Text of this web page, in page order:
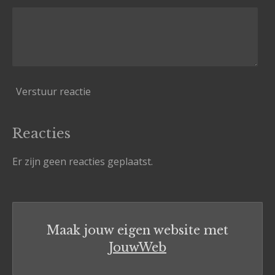
Verstuur reactie
Reacties
Er zijn geen reacties geplaatst.
Maak jouw eigen website met
JouwWeb